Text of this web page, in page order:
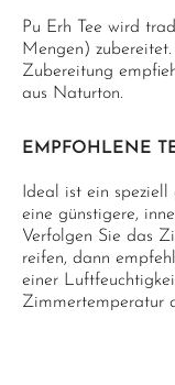
Pu Erh Tee wird
Mengen)
Zubereitung
aus Naturton.
EMPFOHLENE
Ideal ist ein
eine günstigere,
Verfolgen Sie das
reifen, dann
einer
Zimmertemperatur